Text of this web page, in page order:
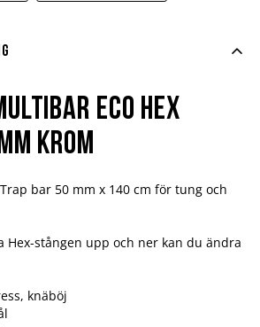
Eco Hex
krom
bar 50 mm x 140 cm för tung och
Hex-stången upp och ner kan du ändra
knäböj